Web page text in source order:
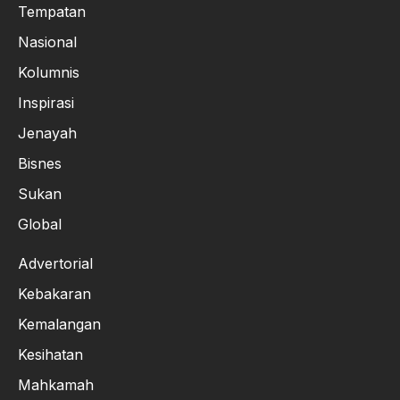
Tempatan
Nasional
Kolumnis
Inspirasi
Jenayah
Bisnes
Sukan
Global
Advertorial
Kebakaran
Kemalangan
Kesihatan
Mahkamah